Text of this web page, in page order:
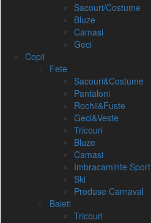
Sacouri/Costume
Bluze
Camasi
Geci
Copii
Fete
Sacouri&Costume
Pantaloni
Rochii&Fuste
Geci&Veste
Tricouri
Bluze
Camasi
Imbracaminte Sport
Ski
Produse Carnaval
Baieti
Tricouri